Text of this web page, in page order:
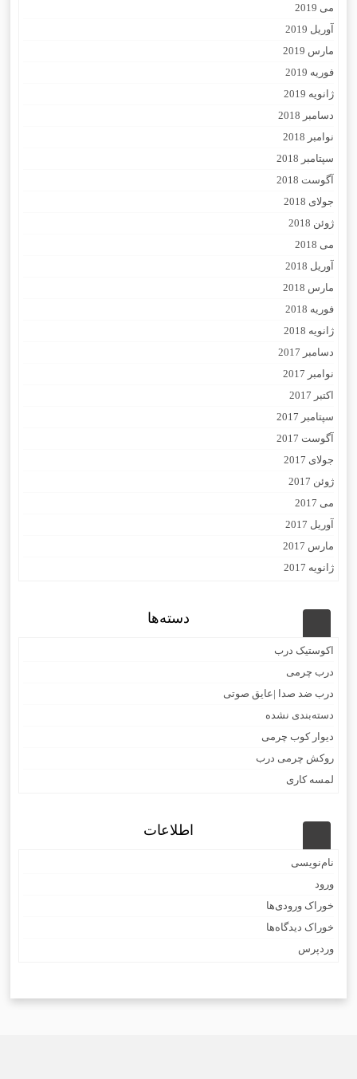
می 2019
آوریل 2019
مارس 2019
فوریه 2019
ژانویه 2019
دسامبر 2018
نوامبر 2018
سپتامبر 2018
آگوست 2018
جولای 2018
ژوئن 2018
می 2018
آوریل 2018
مارس 2018
فوریه 2018
ژانویه 2018
دسامبر 2017
نوامبر 2017
اکتبر 2017
سپتامبر 2017
آگوست 2017
جولای 2017
ژوئن 2017
می 2017
آوریل 2017
مارس 2017
ژانویه 2017
دسته‌ها
اکوستیک درب
درب چرمی
درب ضد صدا |عایق صوتی
دسته‌بندی نشده
دیوار کوب چرمی
روکش چرمی درب
لمسه کاری
اطلاعات
نام‌نویسی
ورود
خوراک ورودی‌ها
خوراک دیدگاه‌ها
وردپرس